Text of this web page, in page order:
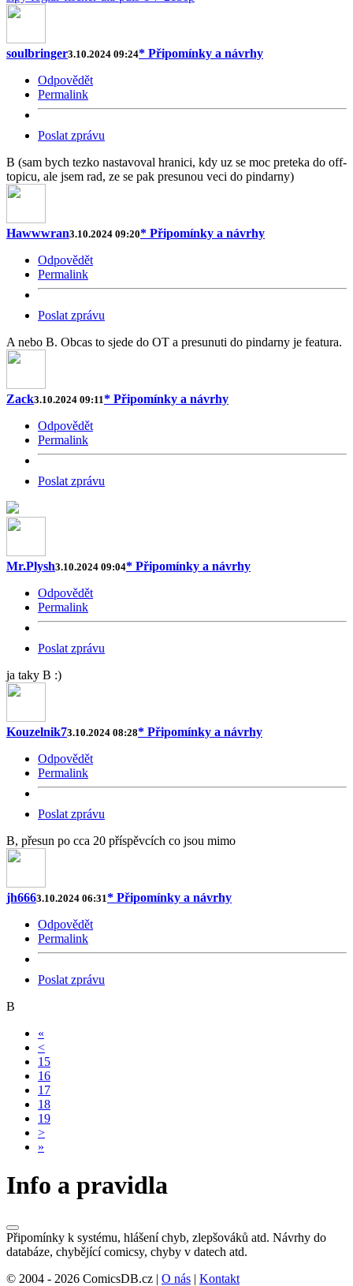
soulbringer3.10.2024 09:24* Připomínky a návrhy
Odpovědět
Permalink
Poslat zprávu
B (sam bych tezko nastavoval hranici, kdy uz se moc preteka do off-
topicu, ale jsem rad, ze se pak presunou veci do pindarny)
Hawwwran3.10.2024 09:20* Připomínky a návrhy
Odpovědět
Permalink
Poslat zprávu
A nebo B. Obcas to sjede do OT a presunuti do pindarny je featura.
Zack3.10.2024 09:11* Připomínky a návrhy
Odpovědět
Permalink
Poslat zprávu
Mr.Plysh3.10.2024 09:04* Připomínky a návrhy
Odpovědět
Permalink
Poslat zprávu
ja taky B :)
Kouzelnik73.10.2024 08:28* Připomínky a návrhy
Odpovědět
Permalink
Poslat zprávu
B, přesun po cca 20 příspěvcích co jsou mimo
jh6663.10.2024 06:31* Připomínky a návrhy
Odpovědět
Permalink
Poslat zprávu
B
«
<
15
16
17
18
19
>
»
Info a pravidla
Připomínky k systému, hlášení chyb, zlepšováků atd. Návrhy do
databáze, chybějící comicsy, chyby v datech atd.
© 2004 - 2026 ComicsDB.cz | O nás | Kontakt